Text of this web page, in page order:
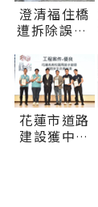
澄清福住橋
遭拆除誤解
放心∣花蓮
新聞網官方
網站各類新
聞－最快速
的今日新聞
報導 最新的
花蓮市道路
建設獲中央